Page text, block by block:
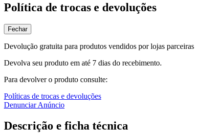
Política de trocas e devoluções
Fechar
Devolução gratuita para produtos vendidos por lojas parceiras
Devolva seu produto em até 7 dias do recebimento.
Para devolver o produto consulte:
Políticas de trocas e devoluções
Denunciar Anúncio
Descrição e ficha técnica